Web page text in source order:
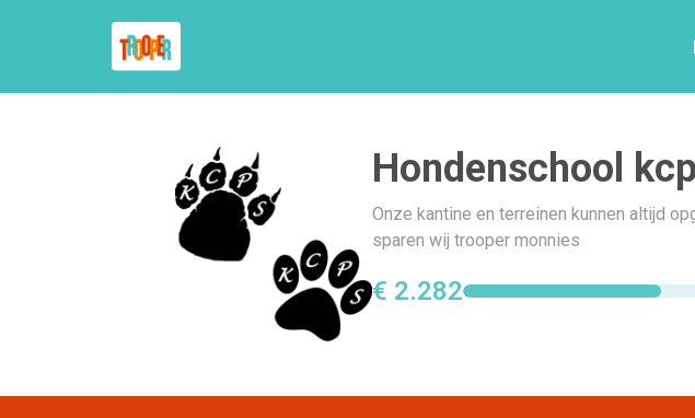
Hondenschool
Onze kantine en terreinen kunnen altijd
sparen wij trooper monnies
€ 2.282